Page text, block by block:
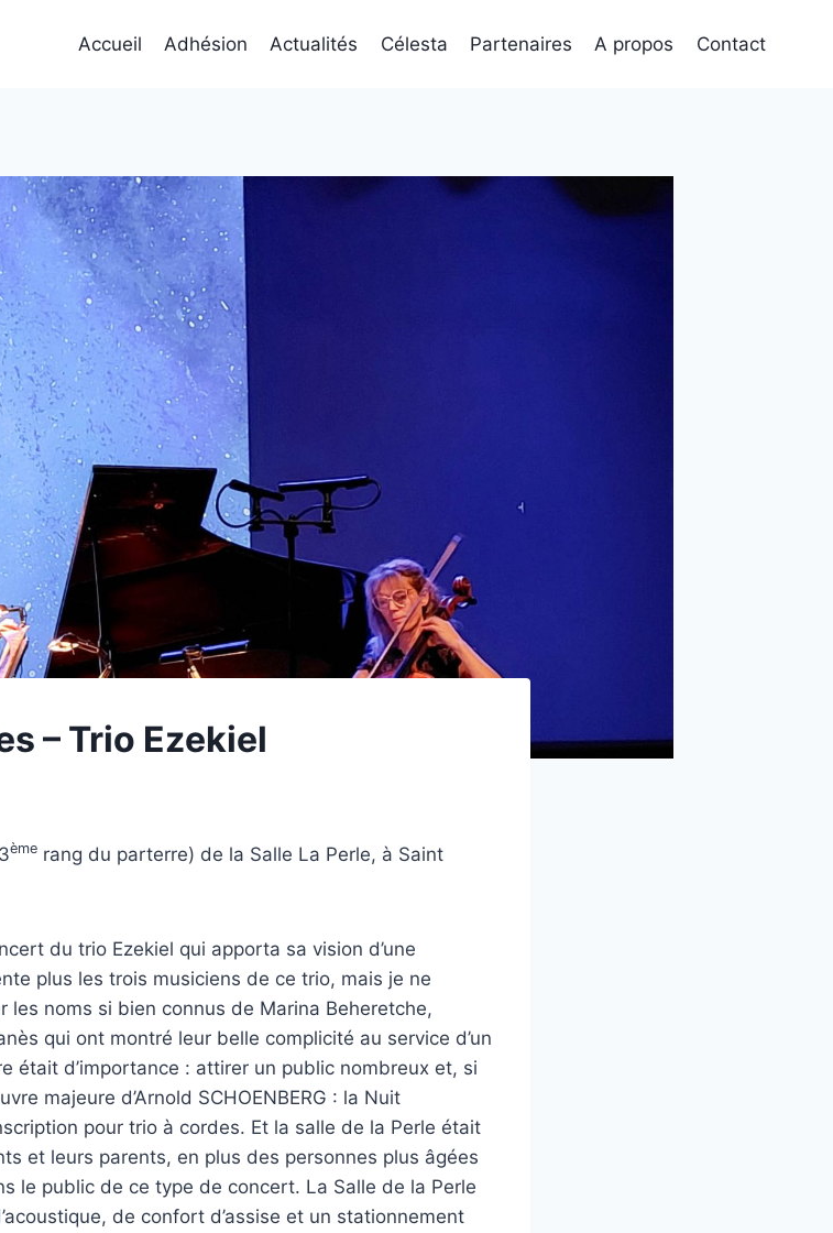
Accueil Adhésion Actualités Célesta Partenaires A propos Contact
– Trio Ezekiel
ème rang du parterre) de la Salle La Perle, à Saint
du trio Ezekiel qui apporta sa vision d’une
plus les trois musiciens de ce trio, mais je ne
les noms si bien connus de Marina Beheretche,
qui ont montré leur belle complicité au service d’un
était d’importance : attirer un public nombreux et, si
majeure d’Arnold SCHOENBERG : la Nuit
pour trio à cordes. Et la salle de la Perle était
et leurs parents, en plus des personnes plus âgées
le public de ce type de concert. La Salle de la Perle
de confort d’assise et un stationnement